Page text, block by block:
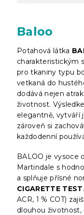
Baloo
Potahová látka
charakteristickým
pro tkaniny typu
vetkaná do
dodává nejen
životnost.
elegantně, vytváří
zároveň si
každodenní
BALOO je vysoce
Martindale s
a splňuje přísné
CIGARETTE TEST
ACR, 1 % COT)
dlouhou životnost,